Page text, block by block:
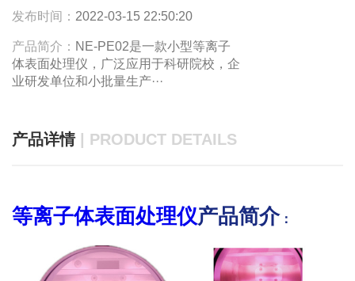
发布时间： 2022-03-15 22:50:20
产品简介： NE-PE02是一款小型等离子
体表面处理仪，广泛应用于科研院校，企
业研发单位和小批量生产···
产品详情| PRODUCT DETAILS
等离子体表面处理仪产品简介：